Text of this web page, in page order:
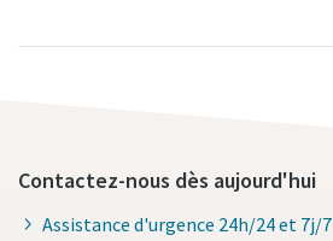
Contactez-nous dès aujourd'hui
Assistance d'urgence 24h/24 et 7j/7